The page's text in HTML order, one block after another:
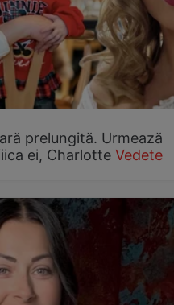
prelungită. Urmează
ei, Charlotte Vedete